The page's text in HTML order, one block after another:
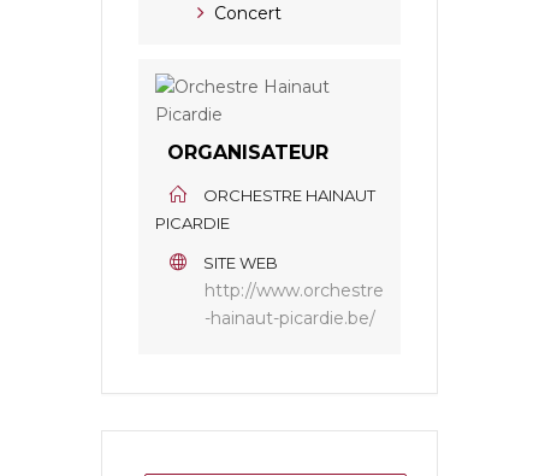
Concert
ORGANISATEUR
ORCHESTRE HAINAUT
PICARDIE
SITE WEB
http://www.orchestre
-hainaut-picardie.be/